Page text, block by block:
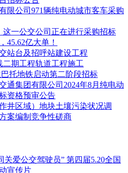
的甲级测绘(资质证书的专业范围
线与不动产测绘专业)资质;
不接受)联合体投标，联合体投标
作(包含规划测量、人防面积测
容，否则不予认可。证明材料：
作要求的，还须提供合同委托方
限公司971辆纯电动城市客车采购
这一公交公司正在进行采购招标
45.62亿大单！
站台及招呼站建设工程
期工程轨道工程施工
托地铁启动第二阶段招标
通集团有限公司2024年8月纯电动
资格预审公告
井区域）地块土壤污染状况调
案编制竞争性磋商
关爱公交驾驶员” 第四届5.20全国
宣传片